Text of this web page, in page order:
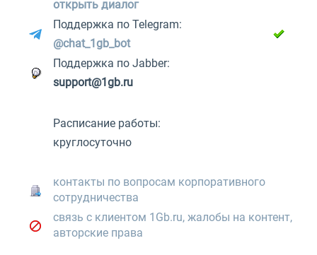
открыть диалог
Поддержка по Telegram:
@chat_1gb_bot
Поддержка по Jabber:
support@1gb.ru
Расписание работы:
круглосуточно
контакты по вопросам корпоративного
сотрудничества
связь с клиентом 1Gb.ru, жалобы на контент,
авторские права